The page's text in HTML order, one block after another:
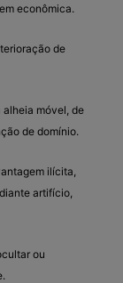
econômica.
de
alheia móvel, de
de domínio.
ilícita,
artifício,
ou